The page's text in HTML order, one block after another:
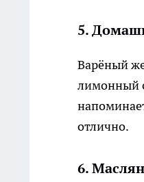
5.
Варёный
лимонный
отлично.
6.